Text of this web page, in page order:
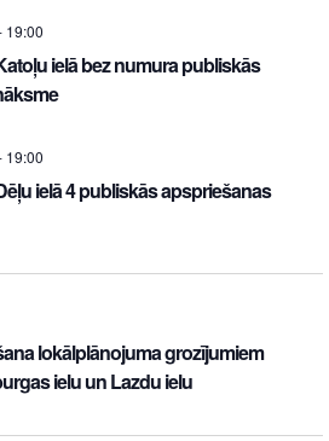
19:00
ielā bez numura publiskās
19:00
ielā 4 publiskās apspriešanas
lokālplānojuma grozījumiem
ielu un Lazdu ielu